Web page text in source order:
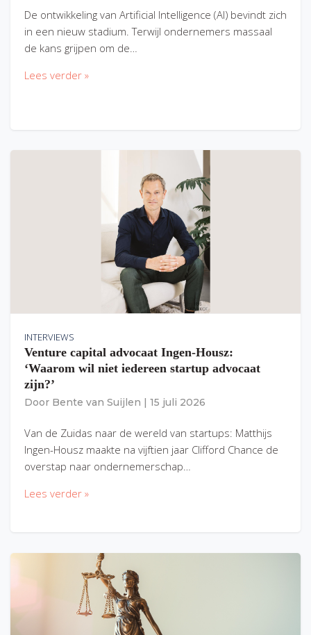
De ontwikkeling van Artificial Intelligence (AI) bevindt zich
in een nieuw stadium. Terwijl ondernemers massaal
de kans grijpen om de…
Lees verder »
INTERVIEWS
Venture capital advocaat Ingen-Housz:
‘Waarom wil niet iedereen startup advocaat
zijn?’
Door Bente van Suijlen 15 juli 2026
Van de Zuidas naar de wereld van startups: Matthijs
Ingen-Housz maakte na vijftien jaar Clifford Chance de
overstap naar ondernemerschap…
Lees verder »